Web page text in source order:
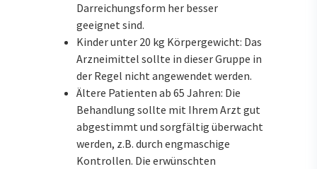
Darreichungsform her besser
geeignet sind.
Kinder unter 20 kg Körpergewicht: Das
Arzneimittel sollte in dieser Gruppe in
der Regel nicht angewendet werden.
Ältere Patienten ab 65 Jahren: Die
Behandlung sollte mit Ihrem Arzt gut
abgestimmt und sorgfältig überwacht
werden, z.B. durch engmaschige
Kontrollen. Die erwünschten